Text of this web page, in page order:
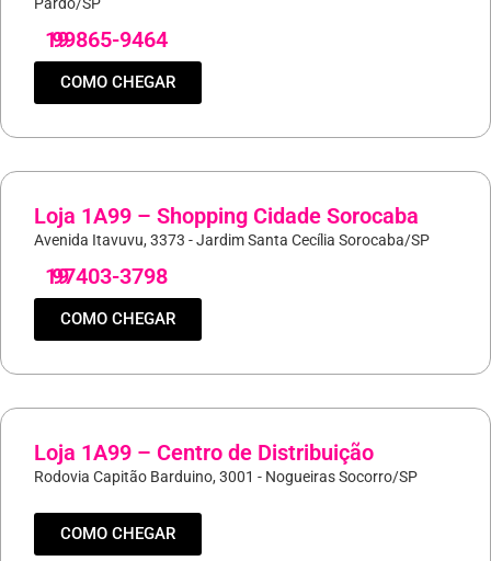
19
99865-9464
COMO CHEGAR
Loja 1A99 – Shopping Cidade Sorocaba
Avenida Itavuvu, 3373 - Jardim Santa Cecília Sorocaba/SP
19
97403-3798
COMO CHEGAR
Loja 1A99 – Centro de Distribuição
Rodovia Capitão Barduino, 3001 - Nogueiras Socorro/SP
COMO CHEGAR